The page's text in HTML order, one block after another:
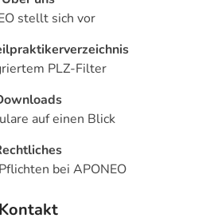
stellt sich vor
PLZ-Filter
auf einen Blick
bei APONEO
Kontakt